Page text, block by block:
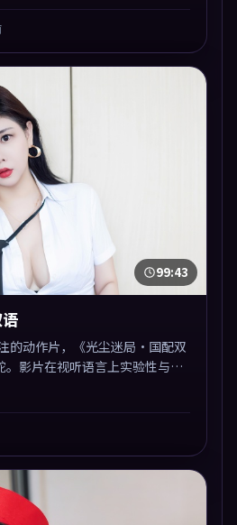
99:43
的动作片，《光尘迷局·国配双
影片在视听语言上实验性与可
复杂，后劲十足。美术与服化